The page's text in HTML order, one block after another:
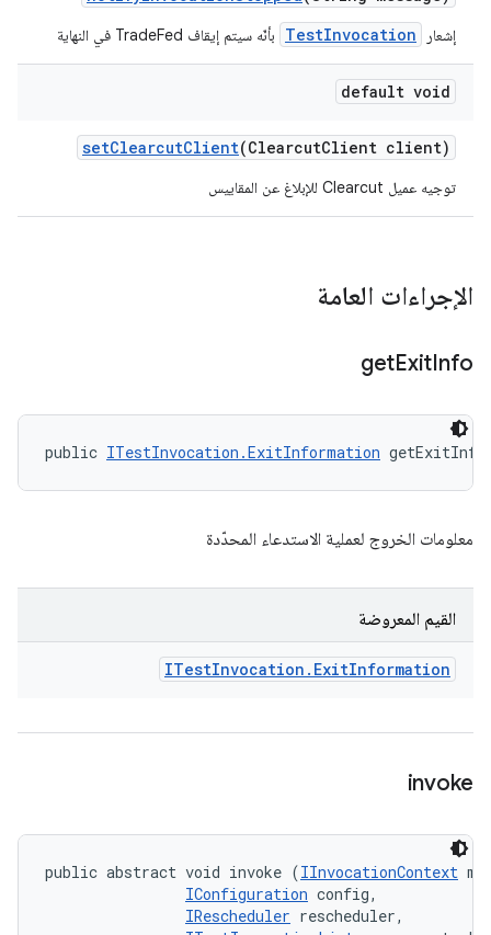
إشعار TestInvocation بأنّه سيتم إيقاف TradeFed في النهاية
default void
setClearcutClient(ClearcutClient client)
توجيه عميل Clearcut للإبلاغ عن المقاييس
الإجراءات العامة
getExitInfo
public ITestInvocation.ExitInformation
معلومات الخروج لعملية الاستدعاء المحدّدة
القيم المعروضة
ITestInvocation . ExitInformation
invoke
public abstract void invoke (IInvocationContext
IConfiguration config,
IRescheduler rescheduler,